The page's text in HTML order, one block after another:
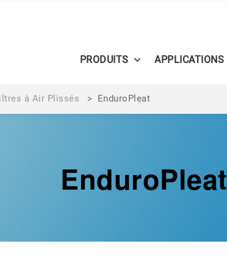
PRODUITS APPLICATIONS
à Air Plissés > EnduroPleat
EnduroPleat